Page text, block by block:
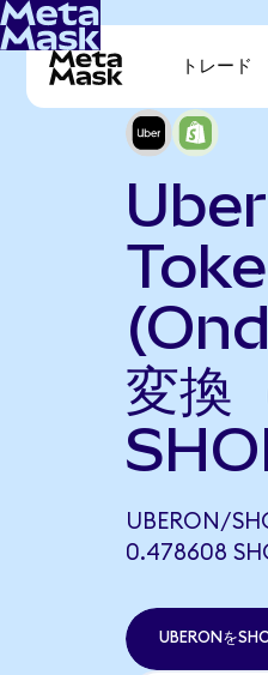
トレード
変換
UBERON/
0.478608
UBERONを